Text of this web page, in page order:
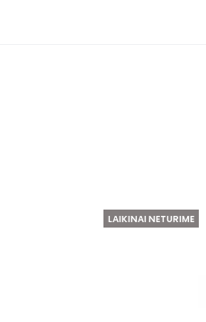
LAIKINAI NETURIME